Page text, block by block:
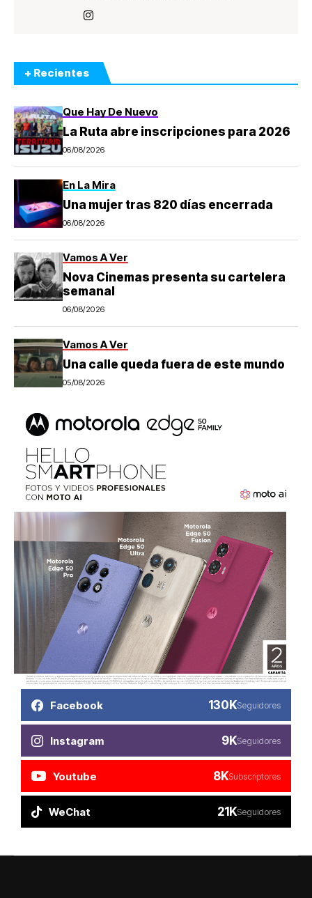
+ Recientes
Que Hay De Nuevo
La Ruta abre inscripciones para 2026
06/08/2026
En La Mira
Una mujer tras 820 días encerrada
06/08/2026
Vamos A Ver
Nova Cinemas presenta su cartelera
semanal
06/08/2026
Vamos A Ver
Una calle queda fuera de este mundo
05/08/2026
Facebook 130KSeguidores
Instagram 9KSeguidores
Youtube 8KSubscriptores
WeChat 21KSeguidores